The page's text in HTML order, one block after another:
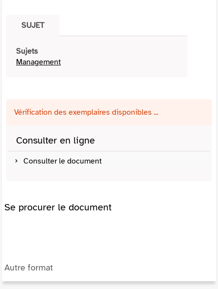
SUJET
Sujets
Management
Vérification des exemplaires disponibles ...
Consulter en ligne
Consulter le document
Se procurer le document
Autre format